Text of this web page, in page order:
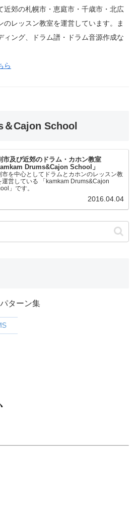
近郊の札幌市・恵庭市・千歳市・北広
のレッスン教室を運営しています。
ま
ィング、ドラム譜・ドラム音源作成な
ら
Cajon School
市及び近郊のドラム・カホン教室
Drums&Cajon School」
市を中心としてドラムとカホンのレッスン教
運営している 「kamkam Drums&Cajon
」です。
2016.04.04
ターン集